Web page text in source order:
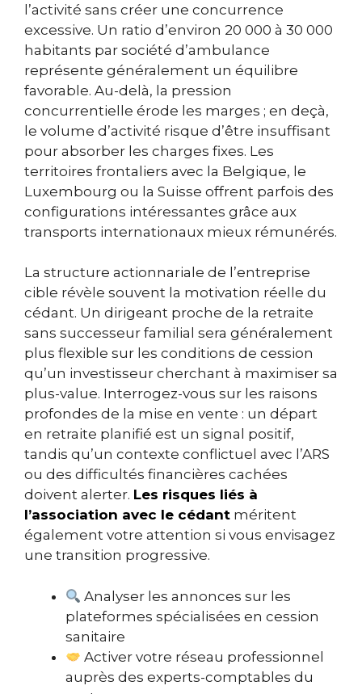
l’activité sans créer une concurrence
excessive. Un ratio d’environ 20 000 à 30 000
habitants par société d’ambulance
représente généralement un équilibre
favorable. Au-delà, la pression
concurrentielle érode les marges ; en deçà,
le volume d’activité risque d’être insuffisant
pour absorber les charges fixes. Les
territoires frontaliers avec la Belgique, le
Luxembourg ou la Suisse offrent parfois des
configurations intéressantes grâce aux
transports internationaux mieux rémunérés.
La structure actionnariale de l’entreprise
cible révèle souvent la motivation réelle du
cédant. Un dirigeant proche de la retraite
sans successeur familial sera généralement
plus flexible sur les conditions de cession
qu’un investisseur cherchant à maximiser sa
plus-value. Interrogez-vous sur les raisons
profondes de la mise en vente : un départ
en retraite planifié est un signal positif,
tandis qu’un contexte conflictuel avec l’ARS
ou des difficultés financières cachées
doivent alerter. Les risques liés à
l’association avec le cédant méritent
également votre attention si vous envisagez
une transition progressive.
Analyser les annonces sur les
plateformes spécialisées en cession
sanitaire
Activer votre réseau professionnel
auprès des experts-comptables du